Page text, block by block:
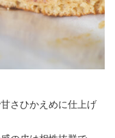
さひかえめに仕上げ